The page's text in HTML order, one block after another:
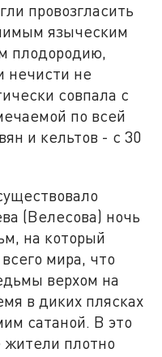
провозгласить
языческим
плодородию,
нечисти не
совпала с
по всей
и кельтов - с 30
(Велесова) ночь
на который
мира, что
верхом на
в диких плясках
сатаной. В это
жители плотно